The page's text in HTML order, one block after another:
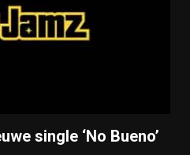
single ‘No Bueno’